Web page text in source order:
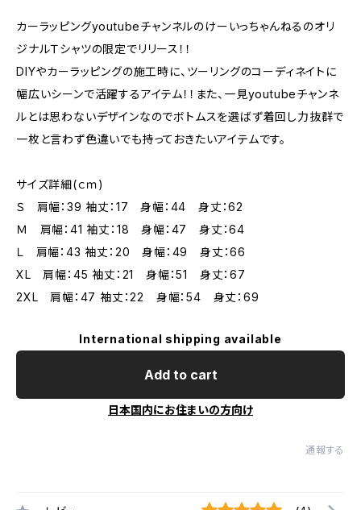
カーラッピングyoutubeチャンネルのけーいっちゃんねるのオリ
ジナルＴシャツの限定でリリース！！
DIYやカーラッピングの施工時に、ツーリングのコーディネイトに
幅広いシーンで活躍するアイテム！！また、一見youtubeチャンネ
ルとは思わないデザインなのでボトムスを選ばず着回し力抜群で
一枚と言わず色違いでも持っておきたいアイテムです。
サイズ詳細(ｃｍ)
Ｓ 肩幅：39 袖丈：17 身幅：44 身丈：62
Ｍ 肩幅：41 袖丈：18 身幅：47 身丈：64
Ｌ 肩幅：43 袖丈：20 身幅：49 身丈：66
XL 肩幅：45 袖丈：21 身幅：51 身丈：67
2XL 肩幅：47 袖丈：22 身幅：54 身丈：69
International shipping available
Add to cart
日本国内にお住まいの方向け
通報する